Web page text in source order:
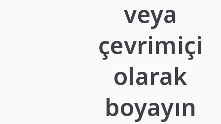
veya
çevrimiçi
olarak
boyayın